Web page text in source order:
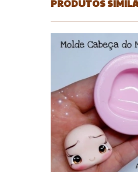
PRODUTOS